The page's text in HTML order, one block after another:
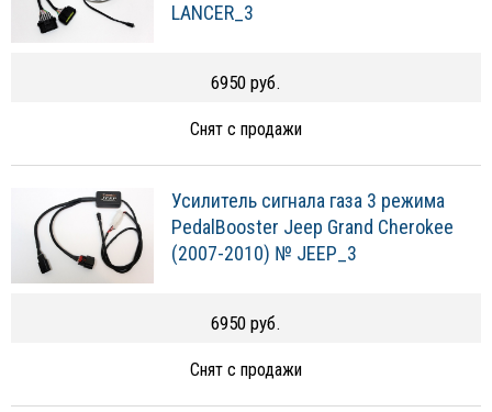
LANCER_3
6950 руб.
Снят с продажи
Усилитель сигнала газа 3 режима
PedalBooster Jeep Grand Cherokee
(2007-2010) № JEEP_3
6950 руб.
Снят с продажи